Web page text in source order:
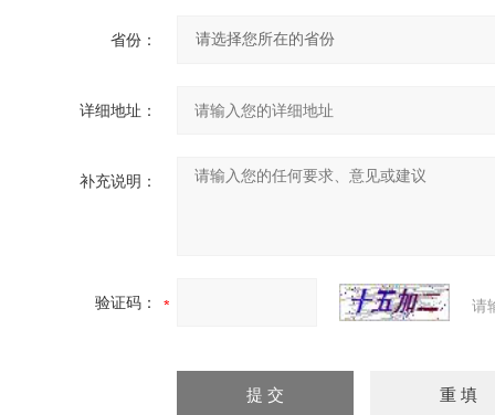
省份：
详细地址：
补充说明：
验证码： 请